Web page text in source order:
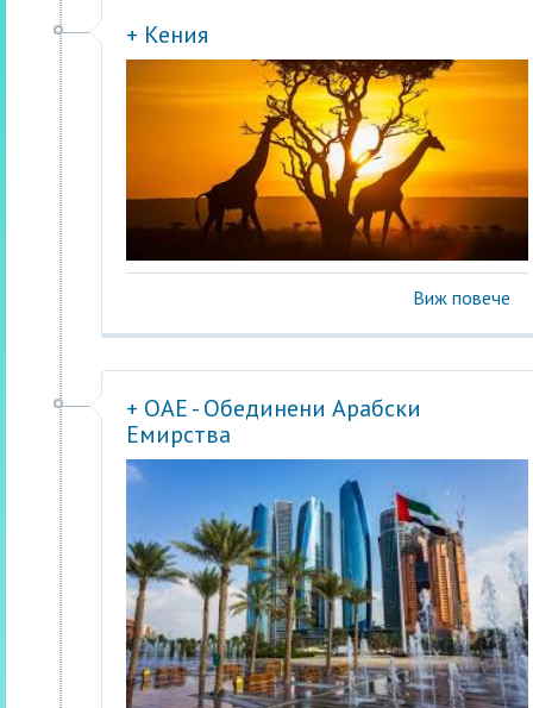
+ Кения
Виж повече
+ ОАЕ - Обединени Арабски
Емирства